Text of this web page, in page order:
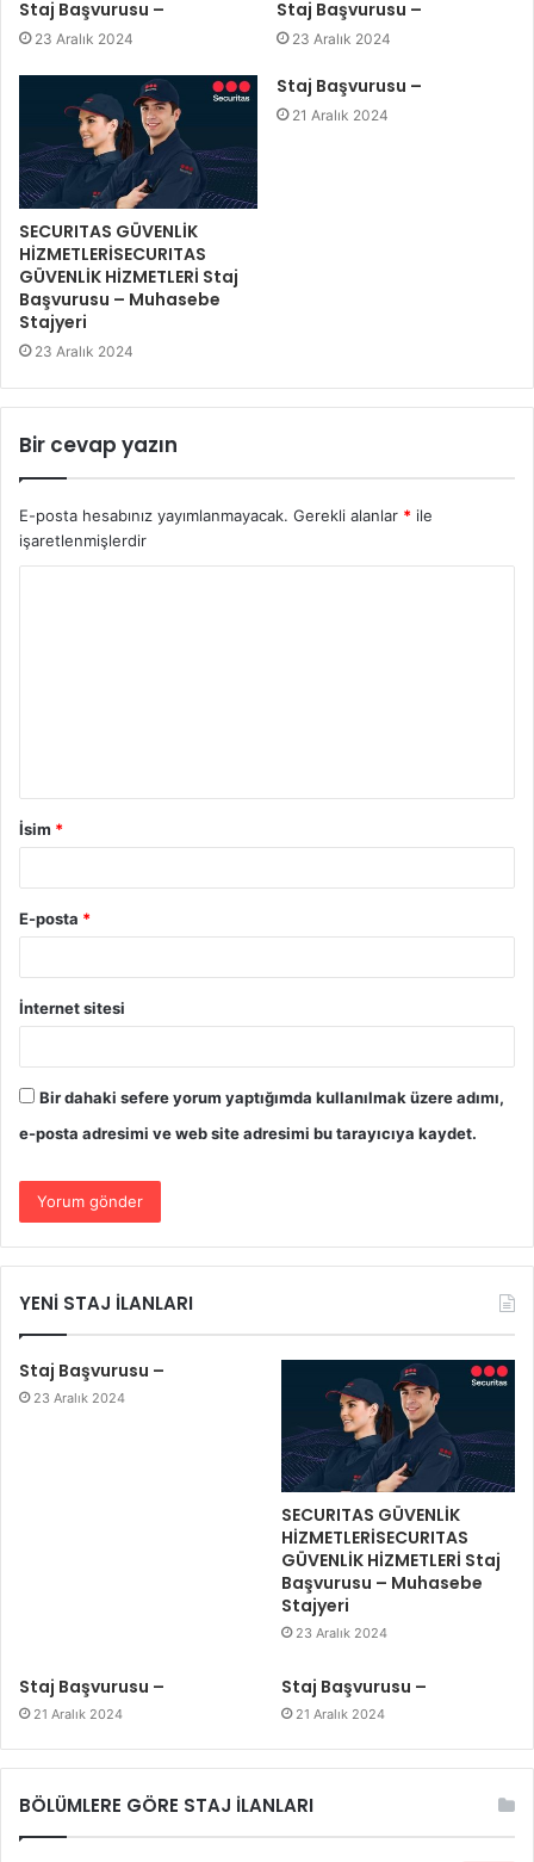
Staj Başvurusu –
23 Aralık 2024
Staj Başvurusu –
23 Aralık 2024
SECURITAS GÜVENLİK
HİZMETLERİSECURITAS
GÜVENLİK HİZMETLERİ Staj
Başvurusu – Muhasebe
Stajyeri
23 Aralık 2024
Staj Başvurusu –
21 Aralık 2024
Bir cevap yazın
E-posta hesabınız yayımlanmayacak. Gerekli alanlar * ile
işaretlenmişlerdir
İsim *
E-posta *
İnternet sitesi
Bir dahaki sefere yorum yaptığımda kullanılmak üzere adımı,
e-posta adresimi ve web site adresimi bu tarayıcıya kaydet.
YENİ STAJ İLANLARI
Staj Başvurusu –
23 Aralık 2024
SECURITAS GÜVENLİK
HİZMETLERİSECURITAS
GÜVENLİK HİZMETLERİ Staj
Başvurusu – Muhasebe
Stajyeri
23 Aralık 2024
Staj Başvurusu –
21 Aralık 2024
Staj Başvurusu –
21 Aralık 2024
BÖLÜMLERE GÖRE STAJ İLANLARI